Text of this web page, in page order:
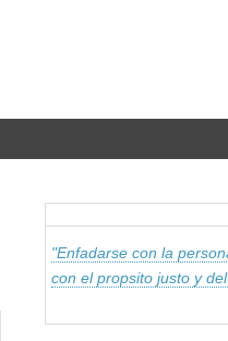
"Enfadarse con la
con el propsito justo y